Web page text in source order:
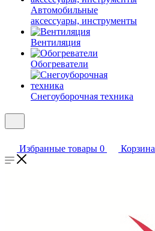
Автомобильные
аксессуары, инструменты
Вентиляция
Обогреватели
Снегоуборочная техника
Избранные товары 0 Корзина